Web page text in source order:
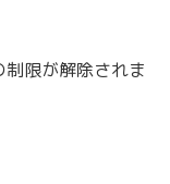
限が解除されま